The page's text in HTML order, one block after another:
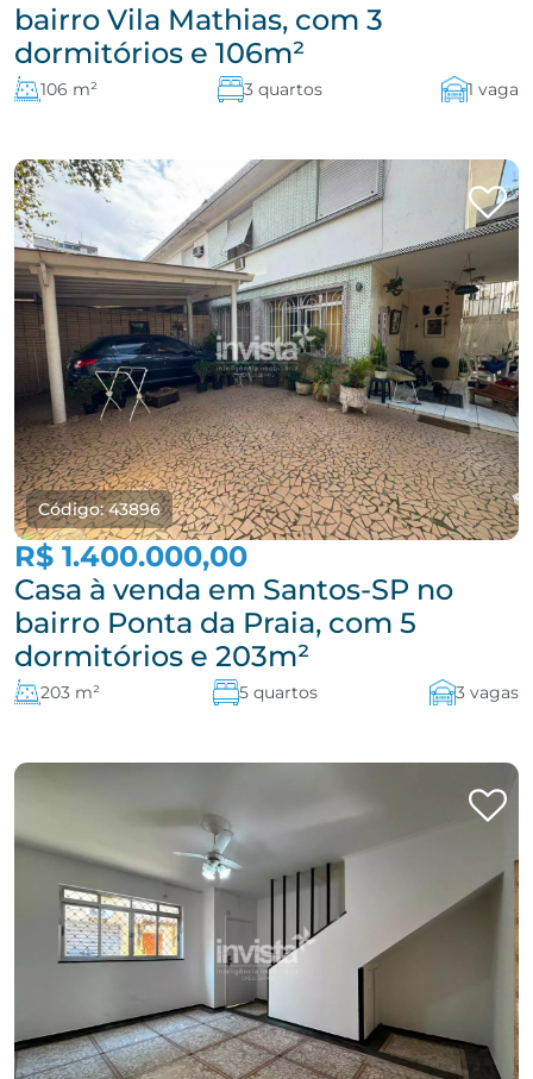
bairro Vila Mathias, com 3
dormitórios e 106m²
106 m² 3 quartos 1 vaga
Código: 43896
R$ 1.400.000,00
Casa à venda em Santos-SP no
bairro Ponta da Praia, com 5
dormitórios e 203m²
203 m² 5 quartos 3 vagas